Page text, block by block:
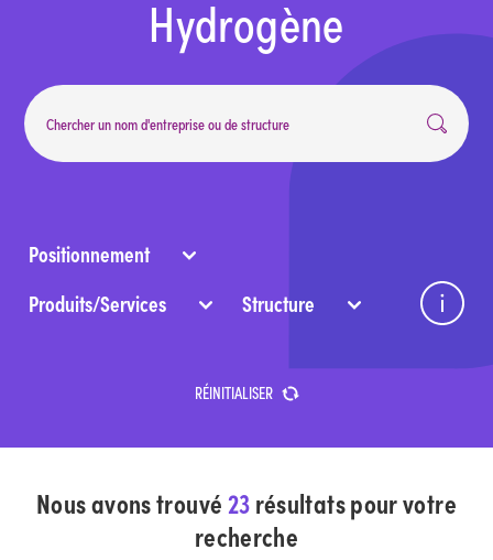
Hydrogène
Positionnement
Produits/Services
Structure
RÉINITIALISER
Structure : typologie de l’entité.
Nous avons trouvé23résultats pour votre
recherche